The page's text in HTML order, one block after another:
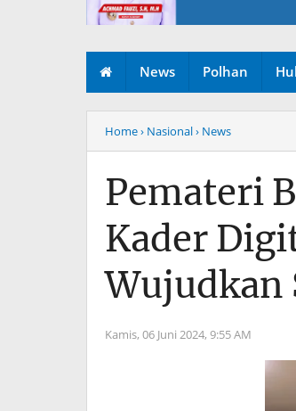
News Polhan
Home› Nasional› News
Pemateri
Kader
Wujudkan
Kamis, 06 Juni 2024, 9:55 AM